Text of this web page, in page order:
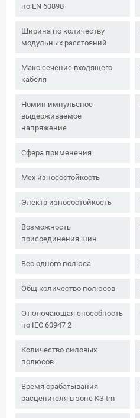
по EN 60898
Ширина по количеству
модульных расстояний
Макс сечение входящего
кабеля
Номин импульсное
выдерживаемое
напряжение
Сфера применения
Мех износостойкость
Электр износостойкость
Возможность
присоединения шин
Вес одного полюса
Общ количество полюсов
Отключающая способность
по IEC 60947 2
Количество силовых
полюсов
Время срабатывания
расцепителя в зоне КЗ tm